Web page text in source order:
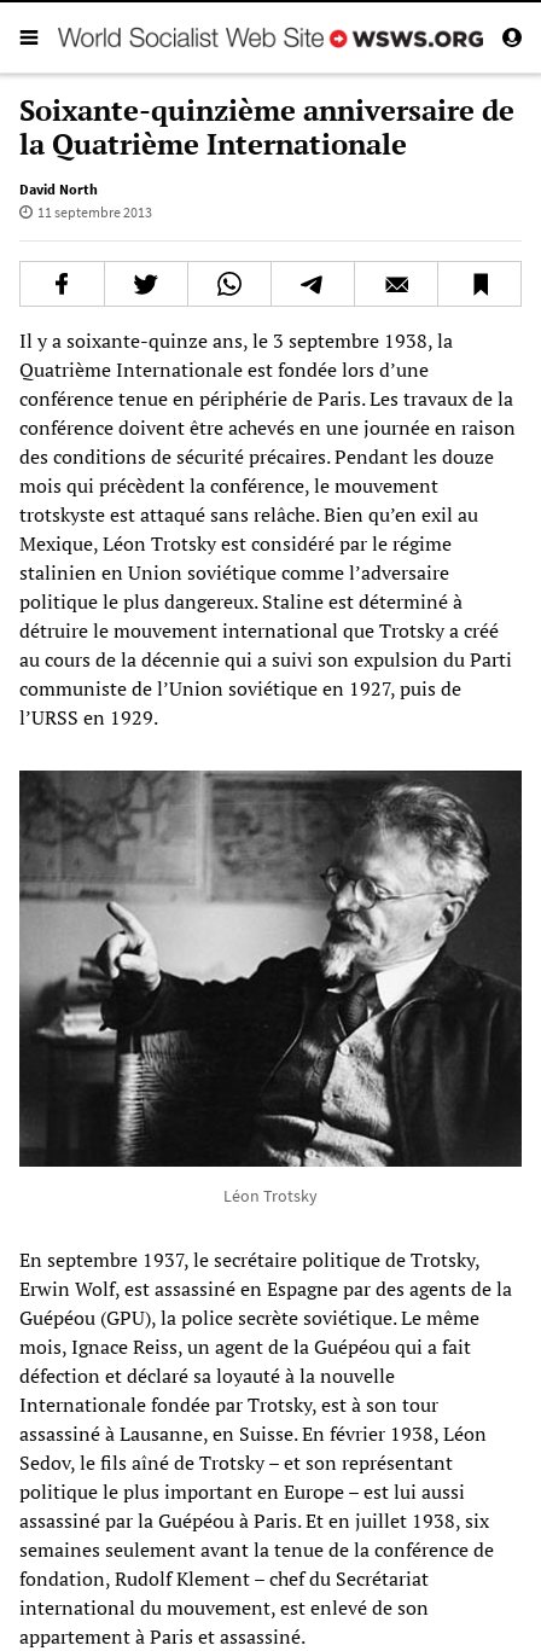
Soixante-quinzième anniversaire de
la Quatrième Internationale
David North
11 septembre 2013
Il y a soixante-quinze ans, le 3 septembre 1938, la
Quatrième Internationale est fondée lors d’une
conférence tenue en périphérie de Paris. Les travaux de la
conférence doivent être achevés en une journée en raison
des conditions de sécurité précaires. Pendant les douze
mois qui précèdent la conférence, le mouvement
trotskyste est attaqué sans relâche. Bien qu’en exil au
Mexique, Léon Trotsky est considéré par le régime
stalinien en Union soviétique comme l’adversaire
politique le plus dangereux. Staline est déterminé à
détruire le mouvement international que Trotsky a créé
au cours de la décennie qui a suivi son expulsion du Parti
communiste de l’Union soviétique en 1927, puis de
l’URSS en 1929.
Léon Trotsky
En septembre 1937, le secrétaire politique de Trotsky,
Erwin Wolf, est assassiné en Espagne par des agents de la
Guépéou (GPU), la police secrète soviétique. Le même
mois, Ignace Reiss, un agent de la Guépéou qui a fait
défection et déclaré sa loyauté à la nouvelle
Internationale fondée par Trotsky, est à son tour
assassiné à Lausanne, en Suisse. En février 1938, Léon
Sedov, le fils aîné de Trotsky – et son représentant
politique le plus important en Europe – est lui aussi
assassiné par la Guépéou à Paris. Et en juillet 1938, six
semaines seulement avant la tenue de la conférence de
fondation, Rudolf Klement – chef du Secrétariat
international du mouvement, est enlevé de son
appartement à Paris et assassiné.